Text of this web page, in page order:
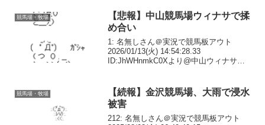
競馬場・牧場
【悲報】中山競馬場ウィナサで揉
め合い
1: 名無しさん＠実況で競馬板アウト
2026/01/13(火) 14:54:28.33
ID:JhWHnmkC0Xより@中山ウィナサで
た範囲だと本当に欲しいのか分から...
競馬場・牧場
【続報】金沢競馬場、大雨で浸水
被害
212: 名無しさん＠実況で競馬板アウト